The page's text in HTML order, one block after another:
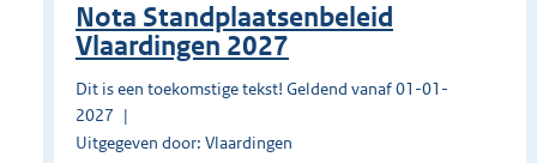
Nota Standplaatsenbeleid
Vlaardingen 2027
Dit is een toekomstige tekst! Geldend vanaf 01-01-
2027
Uitgegeven door: Vlaardingen